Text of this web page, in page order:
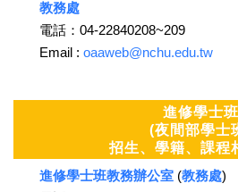
教務處
電話：04-22840208~209
Email : oaaweb@nchu.edu.tw
進修學士班
(夜間部學士
招生、學籍、課程
進修學士班教務辦公室(教務處)